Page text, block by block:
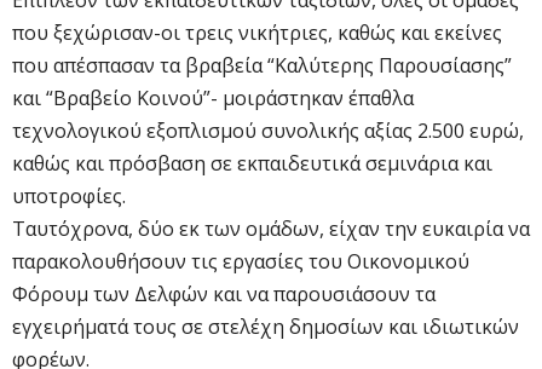
που ξεχώρισαν-οι τρεις νικήτριες, καθώς και εκείνες
που απέσπασαν τα βραβεία “Καλύτερης Παρουσίασης”
και “Βραβείο Κοινού”- μοιράστηκαν έπαθλα
τεχνολογικού εξοπλισμού συνολικής αξίας 2.500 ευρώ,
καθώς και πρόσβαση σε εκπαιδευτικά σεμινάρια και
υποτροφίες.
Ταυτόχρονα, δύο εκ των ομάδων, είχαν την ευκαιρία να
παρακολουθήσουν τις εργασίες του Οικονομικού
Φόρουμ των Δελφών και να παρουσιάσουν τα
εγχειρήματά τους σε στελέχη δημοσίων και ιδιωτικών
φορέων.